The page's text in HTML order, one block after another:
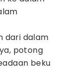
dari dalam
potong
beku